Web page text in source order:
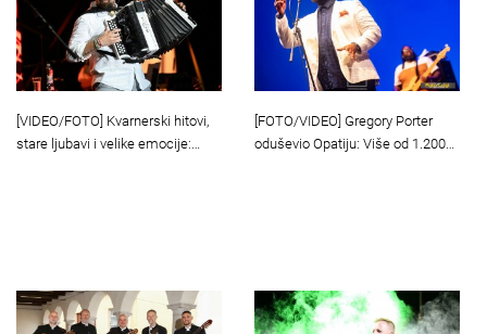
[VIDEO/FOTO] Kvarnerski hitovi,
stare ljubavi i velike emocije:…
[FOTO/VIDEO] Gregory Porter
oduševio Opatiju: Više od 1.200…